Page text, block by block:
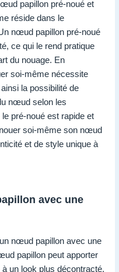
papillon pré-noué et
réside dans le
nœud papillon pré-noué
ce qui le rend pratique
du nouage. En
soi-même nécessite
la possibilité de
nœud selon les
pré-noué est rapide et
soi-même son nœud
et de style unique à
avec une
nœud papillon avec une
papillon peut apporter
à un look plus décontracté.